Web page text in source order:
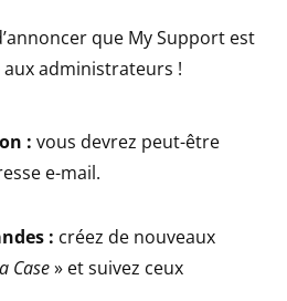
que My Support est
administrateurs !
: vous devrez peut-être
e-mail.
: créez de nouveaux
Case» et suivez ceux